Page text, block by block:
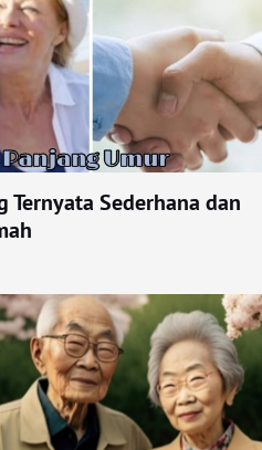
Ternyata Sederhana dan